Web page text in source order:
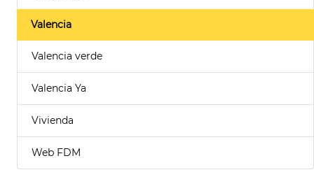
Valencia
Valencia verde
Valencia Ya
Vivienda
Web FDM